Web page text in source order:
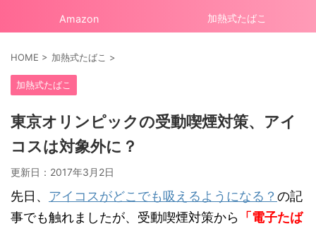
Amazon 加熱式たばこ
HOME > 加熱式たばこ >
加熱式たばこ
東京オリンピックの受動喫煙対策、アイ
コスは対象外に？
更新日： 2017年3月2日
先日、 アイコスがどこでも吸えるようになる？ の記
事でも触れましたが、受動喫煙対策から 「電子たば